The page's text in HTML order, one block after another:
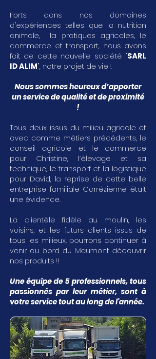
Forts dans nos domaines
d'expériences telles que la nutrition
animale, la pratiques agricoles, le
commerce et transport, nous avons
fait de cette nouvelle société "SARL
ID ALIM", notre projet de vie !
Nous sommes heureux d’apporter
un service de qualité et de proximité
!
Tous deux issus du milieu agricole et
avec comme métiers précédents, le
conseil agricole et le commerce
pour Christine, l’élevage et sa
technique, le transport et la logistique
pour David, la reprise de cette belle
entreprise familiale Corrézienne était
une évidence.
La clientèle fidèle au moulin, les
voisins, et les futurs clients issus de
tous les milieux, pourrons continuer à
venir au bord du Maumont découvrir
nos produits !!
Une équipe de 5 professionnels, tous
passionnés par leur métier, sont à
votre service tout au long de l'année.